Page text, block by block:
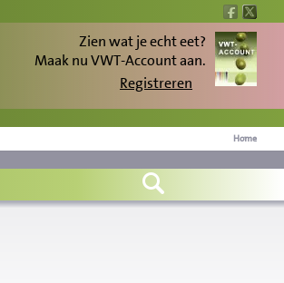
Zien wat je echt eet?
Maak nu VWT-Account aan.
Registreren
Home